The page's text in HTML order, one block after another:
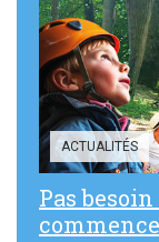
Sortir à
ACTUALITÉS
Pas